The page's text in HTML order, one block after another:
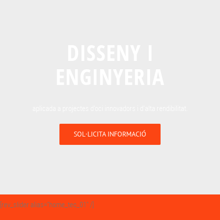
SOL·LICITA INFORMACIÓ
[rev_slider alias=”home_tec_01″ /]